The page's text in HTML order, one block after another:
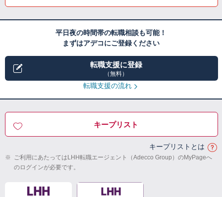
平日夜の時間帯の転職相談も可能！
まずはアデコにご登録ください
転職支援に登録
（無料）
転職支援の流れ
キープリスト
キープリストとは
※ ご利用にあたってはLHH転職エージェント（Adecco Group）のMyPageへ
のログインが必要です。